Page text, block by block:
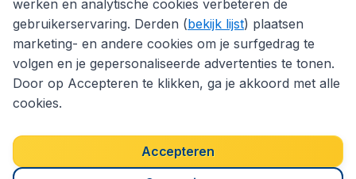
Privacybeleid
Copyright © 2026
werken en analytische cookies verbeteren de
gebruikerservaring. Derden (bekijk lijst) plaatsen
marketing- en andere cookies om je surfgedrag te
volgen en je gepersonaliseerde advertenties te tonen.
Door op Accepteren te klikken, ga je akkoord met alle
cookies.
Accepteren